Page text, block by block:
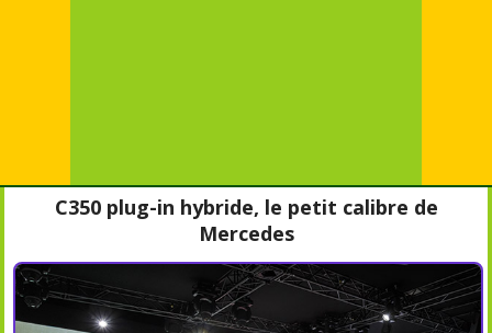
C350 plug-in hybride, le petit calibre de
Mercedes